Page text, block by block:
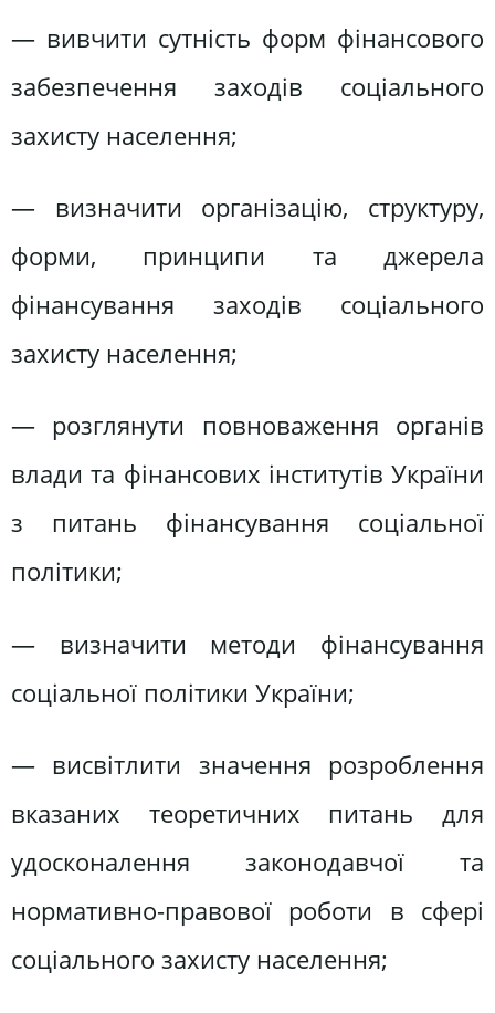
— вивчити сутність форм фінансового
забезпечення заходів соціального
захисту населення;
— визначити організацію, структуру,
форми, принципи та джерела
фінансування заходів соціального
захисту населення;
— розглянути повноваження органів
влади та фінансових інститутів України
з питань фінансування соціальної
політики;
— визначити методи фінансування
соціальної політики України;
— висвітлити значення розроблення
вказаних теоретичних питань для
удосконалення законодавчої та
нормативно-правової роботи в сфері
соціального захисту населення;